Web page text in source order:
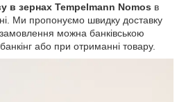
в зернах Tempelmann Nomos в
Ми пропонуємо швидку доставку
можна банківською
або при отриманні товару.